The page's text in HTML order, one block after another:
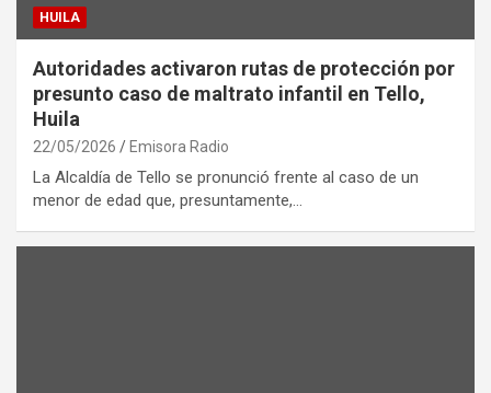
HUILA
Autoridades activaron rutas de protección por
presunto caso de maltrato infantil en Tello,
Huila
22/05/2026 Emisora Radio
La Alcaldía de Tello se pronunció frente al caso de un
menor de edad que, presuntamente,…